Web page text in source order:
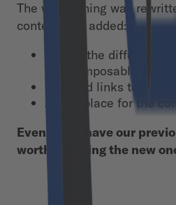
The whole thing was
content was added:
What’s the difference
and composable
Updated links to
A new place for the
Even if you have our
worth grabbing the new